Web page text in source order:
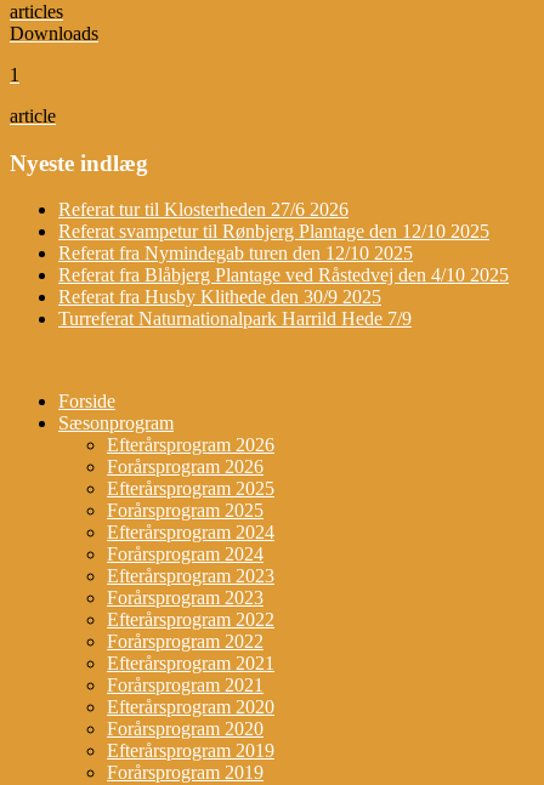
articles
Downloads
1
article
Nyeste indlæg
Referat tur til Klosterheden 27/6 2026
Referat svampetur til Rønbjerg Plantage den 12/10 2025
Referat fra Nymindegab turen den 12/10 2025
Referat fra Blåbjerg Plantage ved Råstedvej den 4/10 2025
Referat fra Husby Klithede den 30/9 2025
Turreferat Naturnationalpark Harrild Hede 7/9
Forside
Sæsonprogram
Efterårsprogram 2026
Forårsprogram 2026
Efterårsprogram 2025
Forårsprogram 2025
Efterårsprogram 2024
Forårsprogram 2024
Efterårsprogram 2023
Forårsprogram 2023
Efterårsprogram 2022
Forårsprogram 2022
Efterårsprogram 2021
Forårsprogram 2021
Efterårsprogram 2020
Forårsprogram 2020
Efterårsprogram 2019
Forårsprogram 2019